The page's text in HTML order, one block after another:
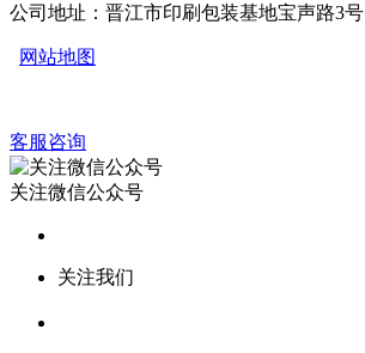
公司地址：晋江市印刷包装基地宝声路3号
网站地图
客服咨询
关注微信公众号
关注我们